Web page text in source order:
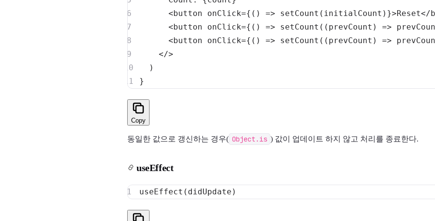
< button onClick={ ( ) => setCount ( initialCount ) }>Reset</
< button onClick={ ( ) => setCount ( ( prevCount ) =>
< button onClick={ ( ) => setCount ( ( prevCount ) =>
</>
)
}
Copy
동일한 값으로 갱신하는 경우( Object.is ) 값이 업데이트 하지 않고 처리를 종료한다.
useEffect
useEffect ( didUpdate )